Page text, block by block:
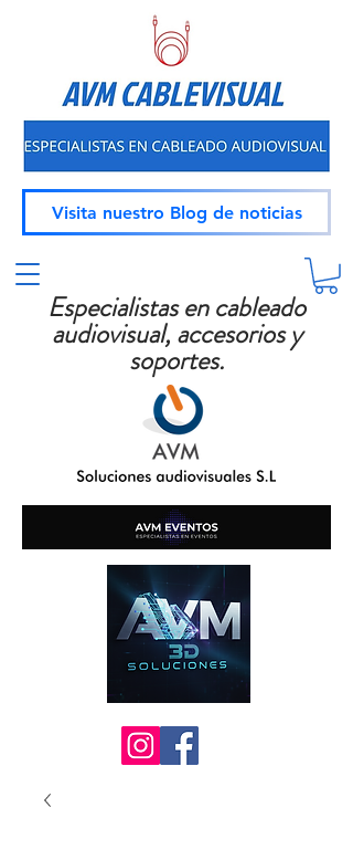
Visita nuestro Blog de noticias
Especialistas en cableado
audiovisual, accesorios y
soportes.